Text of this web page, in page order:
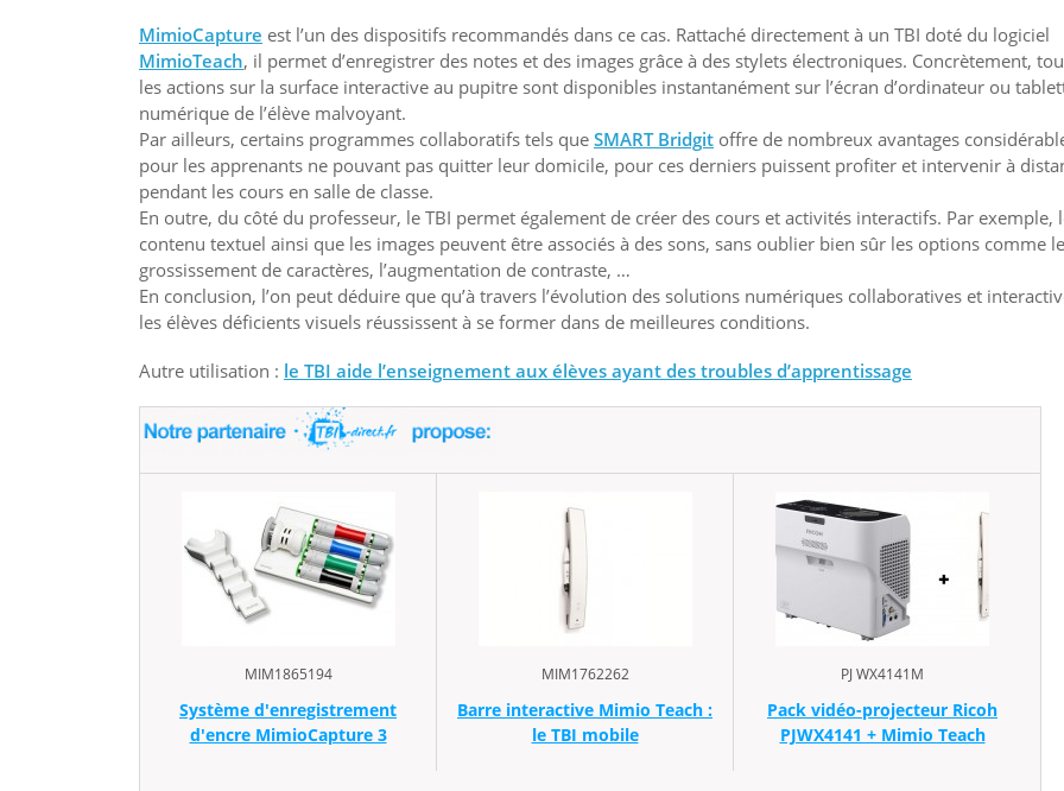
MimioCapture est l’un des dispositifs recommandés dans ce cas. Rattaché directement à un TBI doté du logiciel
MimioTeach, il permet d’enregistrer des notes et des images grâce à des stylets électroniques. Concrètement,
les actions sur la surface interactive au pupitre sont disponibles instantanément sur l’écran d’ordinateur ou
numérique de l’élève malvoyant.
Par ailleurs, certains programmes collaboratifs tels que SMART Bridgit offre de nombreux avantages
pour les apprenants ne pouvant pas quitter leur domicile, pour ces derniers puissent profiter et intervenir à
pendant les cours en salle de classe.
En outre, du côté du professeur, le TBI permet également de créer des cours et activités interactifs. Par exemple,
contenu textuel ainsi que les images peuvent être associés à des sons, sans oublier bien sûr les options comme le
grossissement de caractères, l’augmentation de contraste, …
En conclusion, l’on peut déduire que qu’à travers l’évolution des solutions numériques collaboratives et
les élèves déficients visuels réussissent à se former dans de meilleures conditions.
Autre utilisation : le TBI aide l’enseignement aux élèves ayant des troubles d’apprentissage
MIM1865194
Système d'enregistrement
d'encre MimioCapture 3
MIM1762262
Barre interactive Mimio Teach :
le TBI mobile
PJ WX4141M
Pack vidéo-projecteur Ricoh
PJWX4141 + Mimio Teach